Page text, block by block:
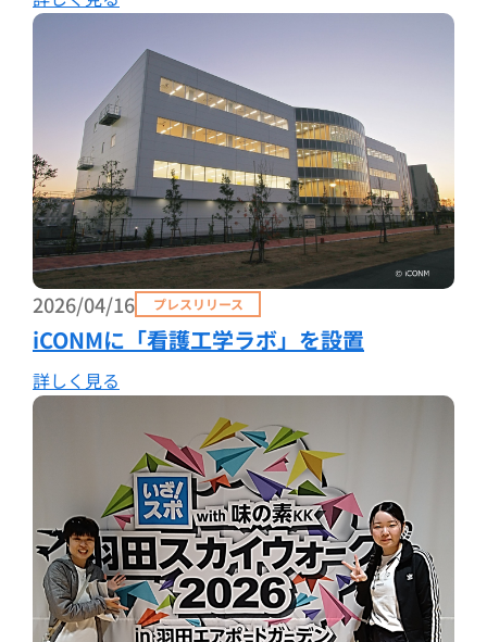
2026/04/16 プレスリリース
iCONMに「看護工学ラボ」を設置
詳しく見る